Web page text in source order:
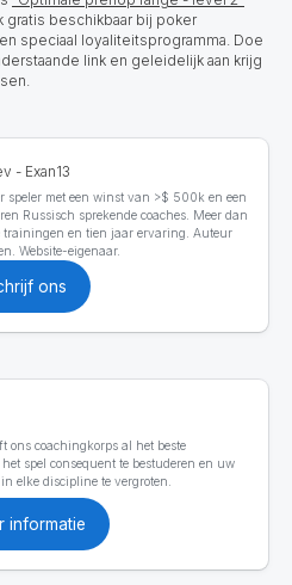
gratis beschikbaar bij poker
speciaal loyaliteitsprogramma. Doe
link en geleidelijk aan krijg
- Exan13
speler met een winst van >$ 500k en een
Russisch sprekende coaches. Meer dan
en tien jaar ervaring. Auteur
Website-eigenaar.
ons
ons coachingkorps al het beste
spel consequent te bestuderen en uw
elke discipline te vergroten.
informatie